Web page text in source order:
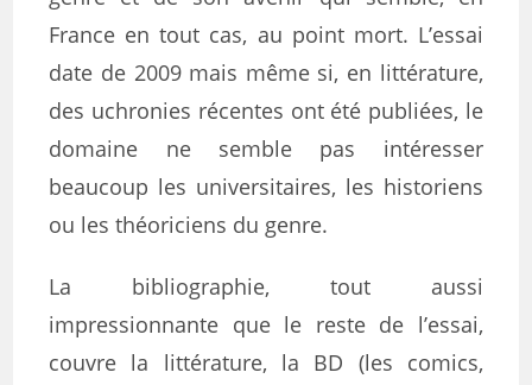
France en tout cas, au point mort. L’essai
date de 2009 mais même si, en littérature,
des uchronies récentes ont été publiées, le
domaine ne semble pas intéresser
beaucoup les universitaires, les historiens
ou les théoriciens du genre.
La bibliographie, tout aussi
impressionnante que le reste de l’essai,
couvre la littérature, la BD (les comics,